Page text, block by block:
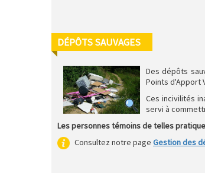
DÉPÔTS SAUVAGES
Des dépôts
Points d'Apport
Ces incivilités
servi à
Les personnes témoins de telles
Consultez notre page Gestion des